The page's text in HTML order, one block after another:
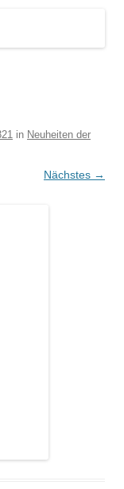
in Neuheiten der
Nächstes →